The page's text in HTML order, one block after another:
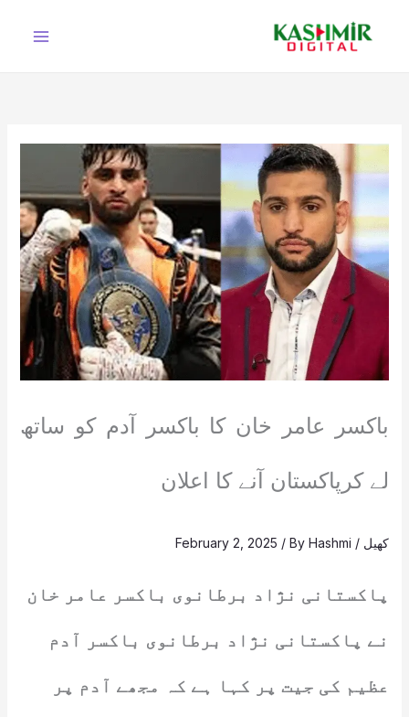
باکسر عامر خان کا باکسر آدم کو ساتھ
لے کرپاکستان آنے کا اعلان
کھیل /
February 2, 2025 / ByHashmi
پاکستانی نژاد برطانوی باکسر عامر خان
نے پاکستانی نژاد برطانوی باکسر آدم
عظیم کی جیت پر کہا ہے کہ مجھے آدم پر